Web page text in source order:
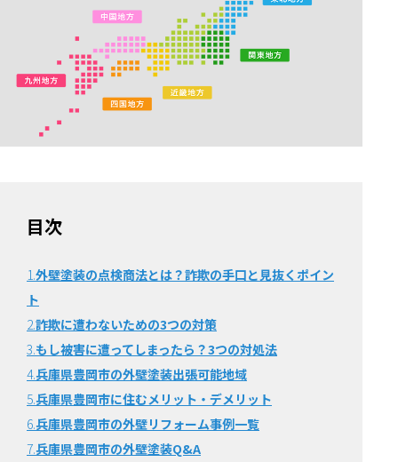
目次
1.外壁塗装の点検商法とは？詐欺の手口と見抜くポイン
ト
2.詐欺に遭わないための3つの対策
3.もし被害に遭ってしまったら？3つの対処法
4.兵庫県豊岡市の外壁塗装出張可能地域
5.兵庫県豊岡市に住むメリット・デメリット
6.兵庫県豊岡市の外壁リフォーム事例一覧
7.兵庫県豊岡市の外壁塗装Q&A